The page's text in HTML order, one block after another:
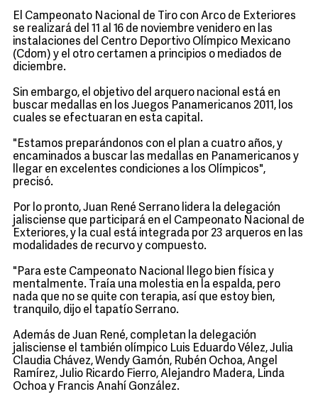
El Campeonato Nacional de Tiro con Arco de Exteriores
se realizará del 11 al 16 de noviembre venidero en las
instalaciones del Centro Deportivo Olímpico Mexicano
(Cdom) y el otro certamen a principios o mediados de
diciembre.
Sin embargo, el objetivo del arquero nacional está en
buscar medallas en los Juegos Panamericanos 2011, los
cuales se efectuaran en esta capital.
"Estamos preparándonos con el plan a cuatro años, y
encaminados a buscar las medallas en Panamericanos y
llegar en excelentes condiciones a los Olímpicos",
precisó.
Por lo pronto, Juan René Serrano lidera la delegación
jalisciense que participará en el Campeonato Nacional de
Exteriores, y la cual está integrada por 23 arqueros en las
modalidades de recurvo y compuesto.
"Para este Campeonato Nacional llego bien física y
mentalmente. Traía una molestia en la espalda, pero
nada que no se quite con terapia, así que estoy bien,
tranquilo, dijo el tapatío Serrano.
Además de Juan René, completan la delegación
jalisciense el también olímpico Luis Eduardo Vélez, Julia
Claudia Chávez, Wendy Gamón, Rubén Ochoa, Angel
Ramírez, Julio Ricardo Fierro, Alejandro Madera, Linda
Ochoa y Francis Anahí González.